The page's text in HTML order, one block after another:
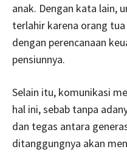
anak. Dengan kata lain,
terlahir karena orang
dengan perencanaan
pensiunnya.
Selain itu, komunikasi
hal ini, sebab tanpa
dan tegas antara
ditanggungnya akan